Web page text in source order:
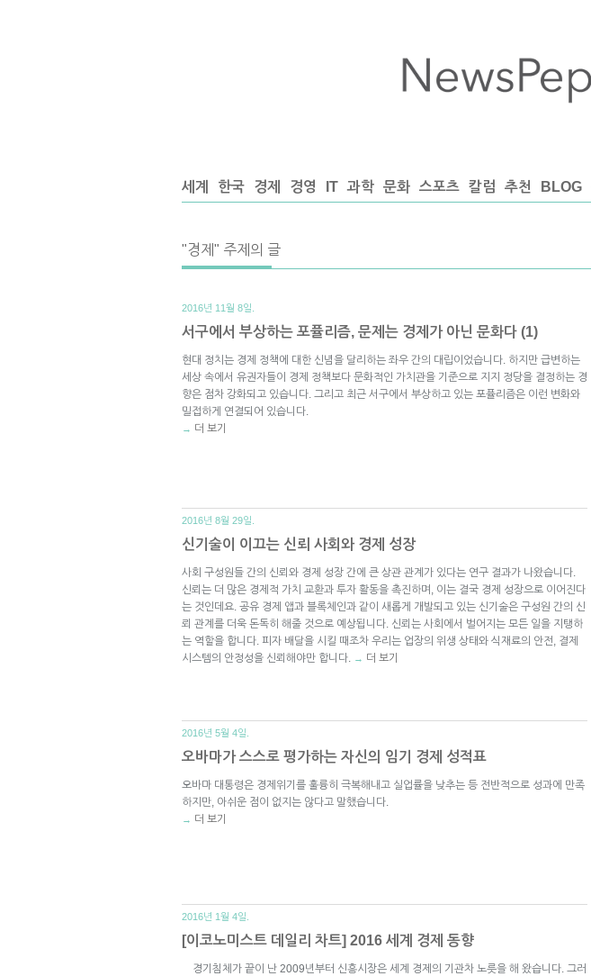
세계 한국 경제 경영 IT 과학 문화 스포츠 칼럼 추천 BLOG
"경제" 주제의 글
2016년 11월 8일.
서구에서 부상하는 포퓰리즘, 문제는 경제가 아닌 문화다 (1)
현대 정치는 경제 정책에 대한 신념을 달리하는 좌우 간의 대립이었습니다. 하지만 급변하는
세상 속에서 유권자들이 경제 정책보다 문화적인 가치관을 기준으로 지지 정당을 결정하는 경
향은 점차 강화되고 있습니다. 그리고 최근 서구에서 부상하고 있는 포퓰리즘은 이런 변화와
밀접하게 연결되어 있습니다.
→ 더 보기
2016년 8월 29일.
신기술이 이끄는 신뢰 사회와 경제 성장
사회 구성원들 간의 신뢰와 경제 성장 간에 큰 상관 관계가 있다는 연구 결과가 나왔습니다.
신뢰는 더 많은 경제적 가치 교환과 투자 활동을 촉진하며, 이는 결국 경제 성장으로 이어진다
는 것인데요. 공유 경제 앱과 블록체인과 같이 새롭게 개발되고 있는 신기술은 구성원 간의 신
뢰 관계를 더욱 돈독히 해줄 것으로 예상됩니다. 신뢰는 사회에서 벌어지는 모든 일을 지탱하
는 역할을 합니다. 피자 배달을 시킬 때조차 우리는 업장의 위생 상태와 식재료의 안전, 결제
시스템의 안정성을 신뢰해야만 합니다. → 더 보기
2016년 5월 4일.
오바마가 스스로 평가하는 자신의 임기 경제 성적표
오바마 대통령은 경제위기를 훌륭히 극복해내고 실업률을 낮추는 등 전반적으로 성과에 만족
하지만, 아쉬운 점이 없지는 않다고 말했습니다.
→ 더 보기
2016년 1월 4일.
[이코노미스트 데일리 차트] 2016 세계 경제 동향
경기침체가 끝이 난 2009년부터 신흥시장은 세계 경제의 기관차 노릇을 해 왔습니다. 그러